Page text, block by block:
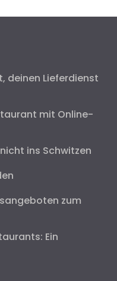
deinen Lieferdienst
mit Online-
ins Schwitzen
zum
Ein